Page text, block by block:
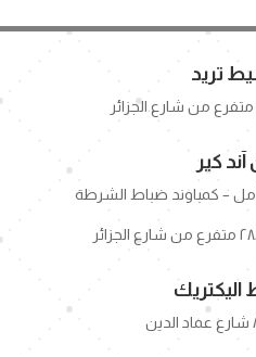
تريد
كير
اليكتريك